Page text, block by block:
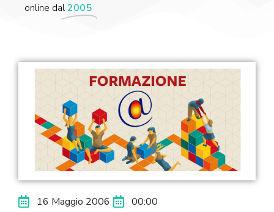
online dal2005
16 Maggio 2006 00:00